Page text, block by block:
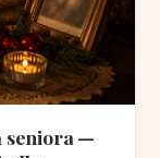
seniora —